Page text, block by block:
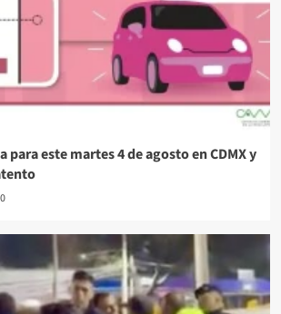
para este martes 4 de agosto en CDMX y
0